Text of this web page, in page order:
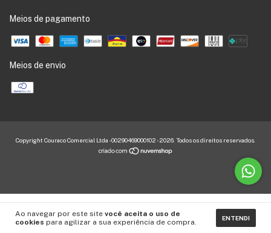
Ao navegar por este site você aceita o uso de
cookies para agilizar a sua experiência de compra. ENTENDI
Meios de pagamento
Meios de envio
Copyright Couraco Comercial Ltda - 00290469000102 - 2026. Todos os direitos reservados.